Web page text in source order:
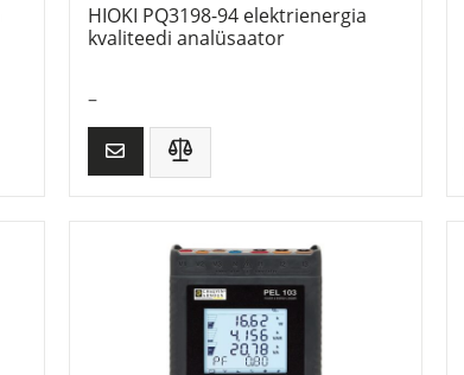
HIOKI PQ3198-94 elektrienergia
kvaliteedi analüsaator
–